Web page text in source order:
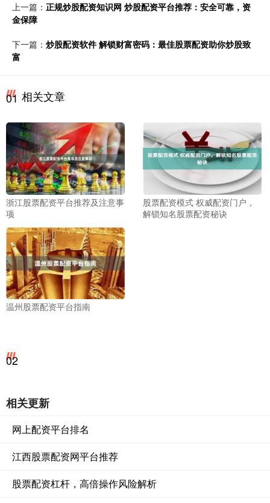
上一篇： 正规炒股配资知识网 炒股配资平台推荐：安全可靠，资
金保障
下一篇： 炒股配资软件 解锁财富密码：最佳股票配资助你炒股致
富
01 相关文章
浙江股票配资平台推荐及注意事
项
股票配资模式 权威配资门户，
解锁知名股票配资秘诀
温州股票配资平台指南
02
相关更新
网上配资平台排名
江西股票配资网平台推荐
股票配资杠杆，高倍操作风险解析